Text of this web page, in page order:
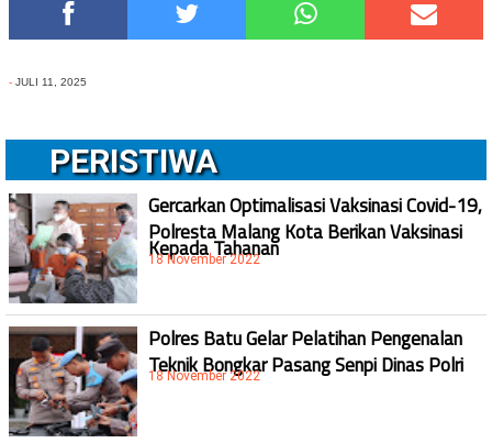
- JULI 11, 2025
PERISTIWA
Gercarkan Optimalisasi Vaksinasi Covid-19,
Polresta Malang Kota Berikan Vaksinasi
Kepada Tahanan
18 November 2022
Polres Batu Gelar Pelatihan Pengenalan
Teknik Bongkar Pasang Senpi Dinas Polri
18 November 2022